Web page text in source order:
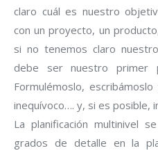
claro cuál es nuestro
con un proyecto, un
si no tenemos claro
debe ser nuestro primer
Formulémoslo,
inequívoco…. y, si es posible,
La planificación multinivel
grados de detalle en la